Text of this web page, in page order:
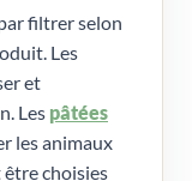
filtrer selon
Les
et
Les pâtées
les animaux
choisies